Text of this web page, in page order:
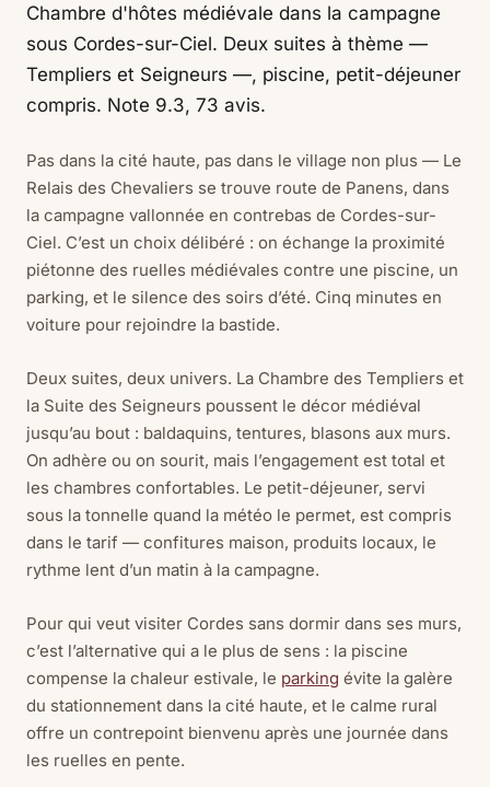
Chambre d'hôtes médiévale dans la campagne
sous Cordes-sur-Ciel. Deux suites à thème —
Templiers et Seigneurs —, piscine, petit-déjeuner
compris. Note 9.3, 73 avis.
Pas dans la cité haute, pas dans le village non plus — Le
Relais des Chevaliers se trouve route de Panens, dans
la campagne vallonnée en contrebas de Cordes-sur-
Ciel. C’est un choix délibéré : on échange la proximité
piétonne des ruelles médiévales contre une piscine, un
parking, et le silence des soirs d’été. Cinq minutes en
voiture pour rejoindre la bastide.
Deux suites, deux univers. La Chambre des Templiers et
la Suite des Seigneurs poussent le décor médiéval
jusqu’au bout : baldaquins, tentures, blasons aux murs.
On adhère ou on sourit, mais l’engagement est total et
les chambres confortables. Le petit-déjeuner, servi
sous la tonnelle quand la météo le permet, est compris
dans le tarif — confitures maison, produits locaux, le
rythme lent d’un matin à la campagne.
Pour qui veut visiter Cordes sans dormir dans ses murs,
c’est l’alternative qui a le plus de sens : la piscine
compense la chaleur estivale, le parking évite la galère
du stationnement dans la cité haute, et le calme rural
offre un contrepoint bienvenu après une journée dans
les ruelles en pente.